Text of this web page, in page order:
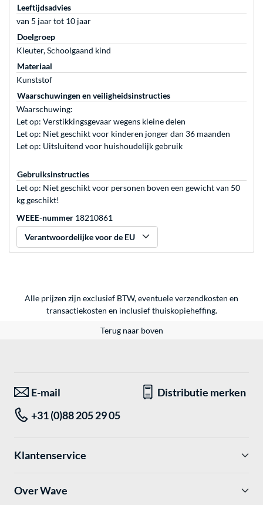
Leeftijdsadvies
van 5 jaar tot 10 jaar
Doelgroep
Kleuter, Schoolgaand kind
Materiaal
Kunststof
Waarschuwingen en veiligheidsinstructies
Waarschuwing:
Let op: Verstikkingsgevaar wegens kleine delen
Let op: Niet geschikt voor kinderen jonger dan 36 maanden
Let op: Uitsluitend voor huishoudelijk gebruik
Gebruiksinstructies
Let op: Niet geschikt voor personen boven een gewicht van 50
kg geschikt!
WEEE-nummer 18210861
Verantwoordelijke voor de EU
Alle prijzen zijn exclusief BTW, eventuele verzendkosten en
transactiekosten en inclusief thuiskopieheffing.
Terug naar boven
E-mail
Distributie merken
+31 (0)88 205 29 05
Klantenservice
Over Wave